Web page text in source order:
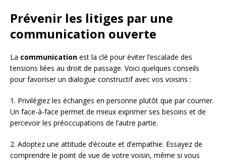
Prévenir les litiges par une
communication ouverte
La communication est la clé pour éviter l’escalade des
tensions liées au droit de passage. Voici quelques conseils
pour favoriser un dialogue constructif avec vos voisins :
1. Privilégiez les échanges en personne plutôt que par courrier.
Un face-à-face permet de mieux exprimer ses besoins et de
percevoir les préoccupations de l’autre partie.
2. Adoptez une attitude d’écoute et d’empathie. Essayez de
comprendre le point de vue de votre voisin, même si vous